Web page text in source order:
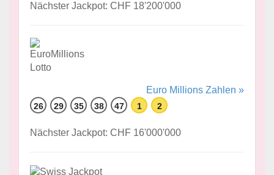
Nächster Jackpot: CHF 18'200'000
Euro Millions Zahlen »
26 29 35 38 47 1 2
Nächster Jackpot: CHF 16'000'000